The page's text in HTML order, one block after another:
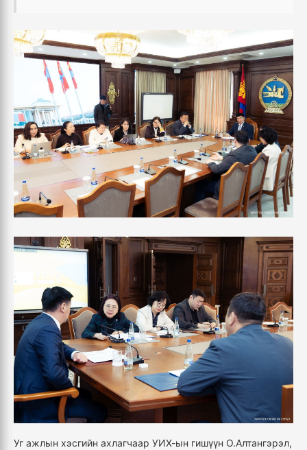
Уг ажлын хэсгийн ахлагчаар УИХ-ын гишүүн О.Алтангэрэл,